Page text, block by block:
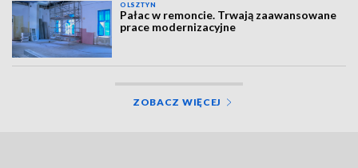
OLSZTYN
Pałac w remoncie. Trwają zaawansowane
prace modernizacyjne
ZOBACZ WIĘCEJ